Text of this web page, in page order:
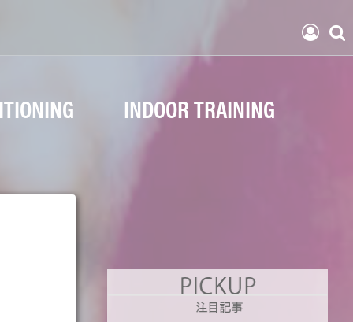
INDOOR TRAINING